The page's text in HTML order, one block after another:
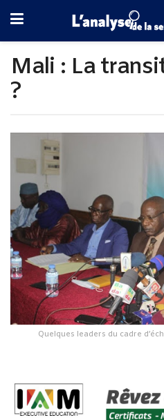
Mali : La
?
Quelques leaders du cadre